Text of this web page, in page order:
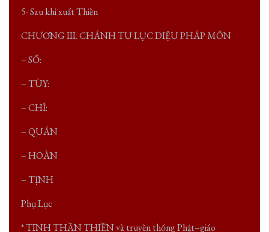
5- Sau khi xuất Thiền
CHƯƠNG III. CHÁNH TU LỤC DIỆU PHÁP MÔN
– SỔ:
– TÙY:
– CHỈ:
– QUÁN
– HOÀN
– TỊNH
Phụ Lục
* TINH THẦN THIỀN và truyền thống Phật–giáo